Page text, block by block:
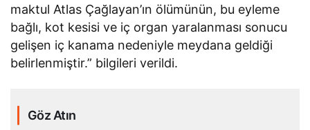
maktul Atlas Çağlayan’ın ölümünün, bu eyleme
bağlı, kot kesisi ve iç organ yaralanması sonucu
gelişen iç kanama nedeniyle meydana geldiği
belirlenmiştir.” bilgileri verildi.
Göz Atın